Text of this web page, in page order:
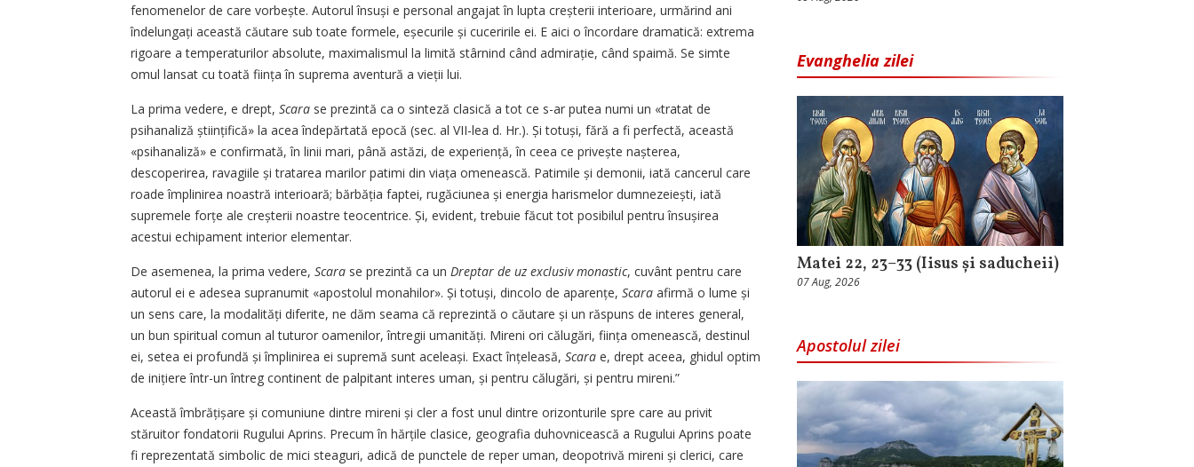
fenomenelor de care vor­bește. Autorul însuși e personal an­gajat în lupta creșterii interioare, urmărind ani
îndelungați această căutare sub toate formele, eșecurile și cuceririle ei. E aici o încordare dramatică: extrema
rigoare a temperaturilor absolute, maximalismul la limită stârnind când admirație, când spaimă. Se simte
omul lansat cu toată ființa în suprema aventură a vieții lui.
La prima vedere, e drept, Scara se prezintă ca o sinteză clasică a tot ce s-ar putea numi un «tratat de
psihanaliză științifică» la acea îndepărtată epocă (sec. al VII-lea d. Hr.). Și totuși, fără a fi perfectă, această
«psihanaliză» e confirmată, în linii mari, până astăzi, de expe­rien­ță, în ceea ce privește nașterea,
descoperirea, ravagiile și tratarea marilor patimi din viața omenească. Patimile și demonii, iată cance­rul care
roade împlinirea noastră interioară; bărbăția faptei, rugăciunea și energia harismelor dum­ne­zeiești, iată
supremele forțe ale creșterii noastre teocentrice. Și, evident, trebuie făcut tot posibilul pentru însușirea
acestui echipament interior elementar.
De asemenea, la prima vedere, Scara se prezintă ca un Dreptar de uz exclusiv monastic, cuvânt pentru care
autorul ei e adesea supranumit «apostolul monahilor». Și totuși, dincolo de aparențe, Scara afirmă o lume și
un sens care, la modalități diferite, ne dăm seama că reprezintă o căutare și un răspuns de interes general,
un bun spiritual comun al tuturor oamenilor, întregii umanități. Mireni ori călugări, ființa omenească, destinul
ei, setea ei profundă și împlinirea ei supremă sunt aceleași. Exact înțeleasă, Scara e, drept aceea, ghidul optim
de inițiere într-un întreg continent de palpitant interes uman, și pentru călugări, și pentru mireni.”
Această îmbrățișare și comuniune dintre mireni și cler a fost unul dintre orizonturile spre care au privit
stăruitor fondatorii Rugului Aprins. Precum în hărțile clasice, geo­grafia duhovnicească a Rugului Aprins poate
fi reprezentată simbolic de mici steaguri, adică de punctele de reper uman, deopotrivă mireni și clerici, care
Evanghelia zilei
Matei 22, 23–33 (Iisus și saducheii)
07 Aug, 2026
Apostolul zilei